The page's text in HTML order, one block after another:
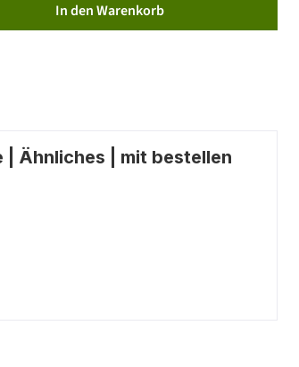
In den Warenkorb
| Ähnliches | mit bestellen